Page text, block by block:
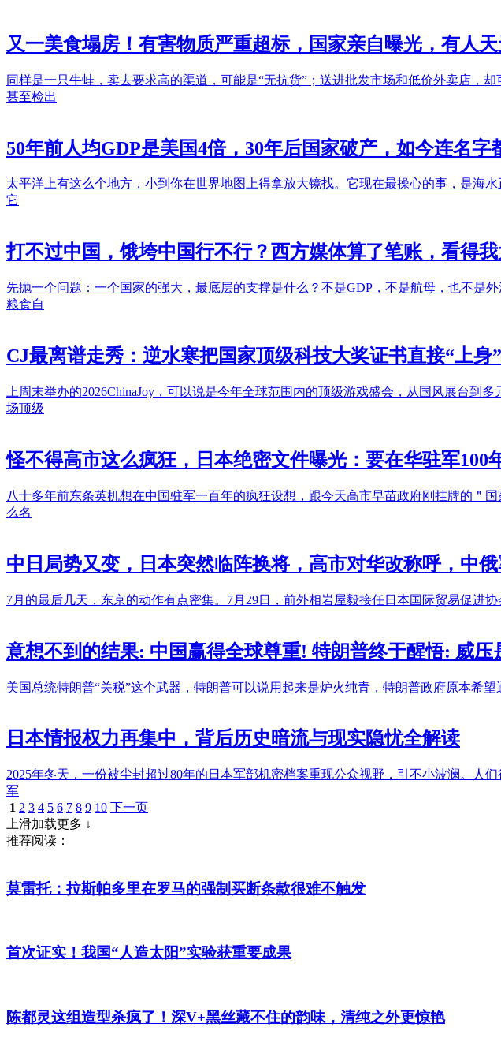
又一美食塌房！有害物质严重超标，国家亲自曝光，有人
同样是一只牛蛙，卖去要求高的渠道，可能是“无抗货”；送进批发市场和低价外卖店，
甚至检出
50年前人均GDP是美国4倍，30年后国家破产，如今连名字
太平洋上有这么个地方，小到你在世界地图上得拿放大镜找。它现在最操心的事，是
它
打不过中国，饿垮中国行不行？西方媒体算了笔账，看得
先抛一个问题：一个国家的强大，最底层的支撑是什么？不是GDP，不是航母，也不
粮食自
CJ最离谱走秀：逆水寒把国家顶级科技大奖证书直接“上身
上周末举办的2026ChinaJoy，可以说是今年全球范围内的顶级游戏盛会，从国风展台
场顶级
怪不得高市这么疯狂，日本绝密文件曝光：要在华驻军100
八十多年前东条英机想在中国驻军一百年的疯狂设想，跟今天高市早苗政府刚挂牌的＂
么名
中日局势又变，日本突然临阵换将，高市对华改称呼，中
7月的最后几天，东京的动作有点密集。7月29日，前外相岩屋毅接任日本国际贸易促进
意想不到的结果: 中国赢得全球尊重! 特朗普终于醒悟: 威压
美国总统特朗普“关税”这个武器，特朗普可以说用起来是炉火纯青，特朗普政府原本希
日本情报权力再集中，背后历史暗流与现实隐忧全解读
2025年冬天，一份被尘封超过80年的日本军部机密档案重现公众视野，引不小波澜。
军
1 2 3 4 5 6 7 8 9 10 下一页
上滑加载更多 ↓
推荐阅读：
莫雷托：拉斯帕多里在罗马的强制买断条款很难不触发
首次证实！我国“人造太阳”实验获重要成果
陈都灵这组造型杀疯了！深V+黑丝藏不住的韵味，清纯之外更惊艳